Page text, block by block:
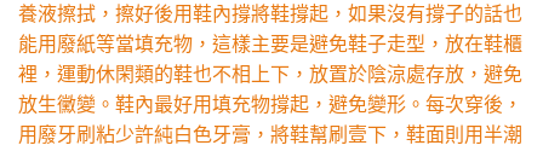
養液擦拭，擦好後用鞋內撐將鞋撐起，如果沒有撐子的話也
能用廢紙等當填充物，這樣主要是避免鞋子走型，放在鞋櫃
裡，運動休閑類的鞋也不相上下，放置於陰涼處存放，避免
放生黴變。鞋內最好用填充物撐起，避免變形。每次穿後，
用廢牙刷粘少許純白色牙膏，將鞋幫刷壹下，鞋面則用半潮